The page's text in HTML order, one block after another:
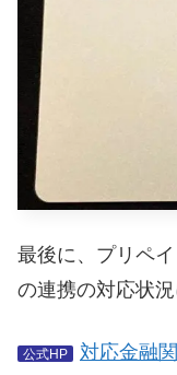
最後に、プリペ
の連携の対応状況
公式HP
対応金融